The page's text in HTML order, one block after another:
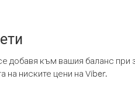
добавя към вашия баланс
на ниските цени на Viber.